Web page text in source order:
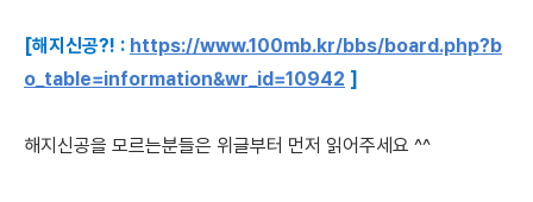
[해지신공?! : https://www.100mb.kr/bbs/board.php?b
o_table=information&wr_id=10942 ]
해지신공을 모르는분들은 위글부터 먼저 읽어주세요 ^^